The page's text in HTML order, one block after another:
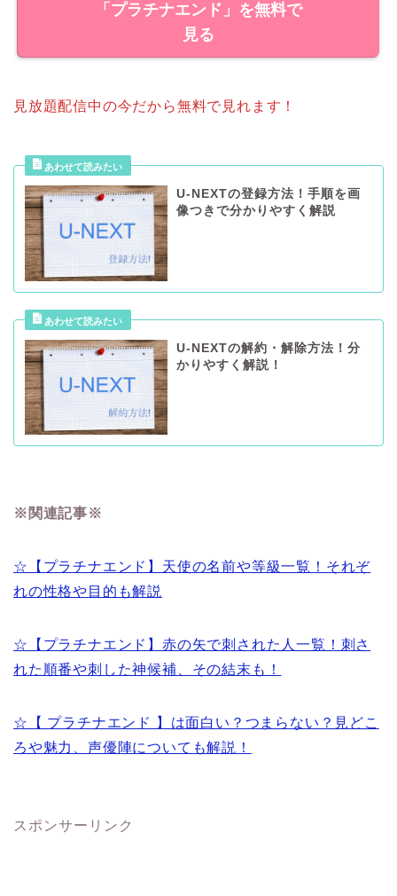
「プラチナエンド」を無料で
見る
見放題配信中の今だから無料で見れます！
U-NEXTの登録方法！手順を画
像つきで分かりやすく解説
U-NEXTの解約・解除方法！分
かりやすく解説！
※関連記事※
☆【プラチナエンド】天使の名前や等級一覧！それぞ
れの性格や目的も解説
☆【プラチナエンド】赤の矢で刺された人一覧！刺さ
れた順番や刺した神候補、その結末も！
☆【 プラチナエンド 】は面白い？つまらない？見どこ
ろや魅力、声優陣についても解説！
スポンサーリンク